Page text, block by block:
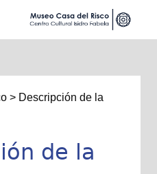
> Descripción de la
de la